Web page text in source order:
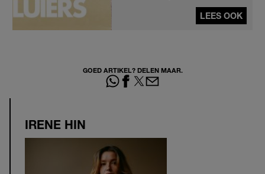
LEES OOK
GOED ARTIKEL? DELEN MAAR.
IRENE HIN